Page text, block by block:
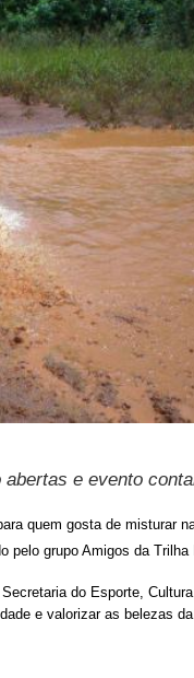
e evento
quem gosta de misturar
pelo grupo Amigos da
do Esporte,
e valorizar as belezas